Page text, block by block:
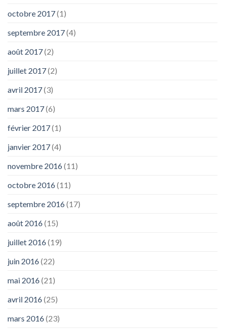
octobre 2017(1)
septembre 2017(4)
août 2017(2)
juillet 2017(2)
avril 2017(3)
mars 2017(6)
février 2017(1)
janvier 2017(4)
novembre 2016(11)
octobre 2016(11)
septembre 2016(17)
août 2016(15)
juillet 2016(19)
juin 2016(22)
mai 2016(21)
avril 2016(25)
mars 2016(23)